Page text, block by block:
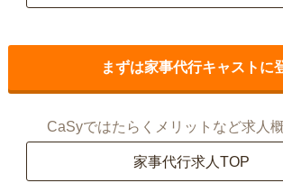
まずは家事代行キャストに
CaSyではたらくメリットなど求人
家事代行求人TOP